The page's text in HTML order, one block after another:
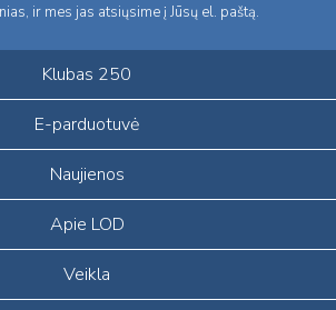
ir mes jas atsiųsime į Jūsų el. paštą.
Klubas 250
E-parduotuvė
Naujienos
Apie LOD
Veikla